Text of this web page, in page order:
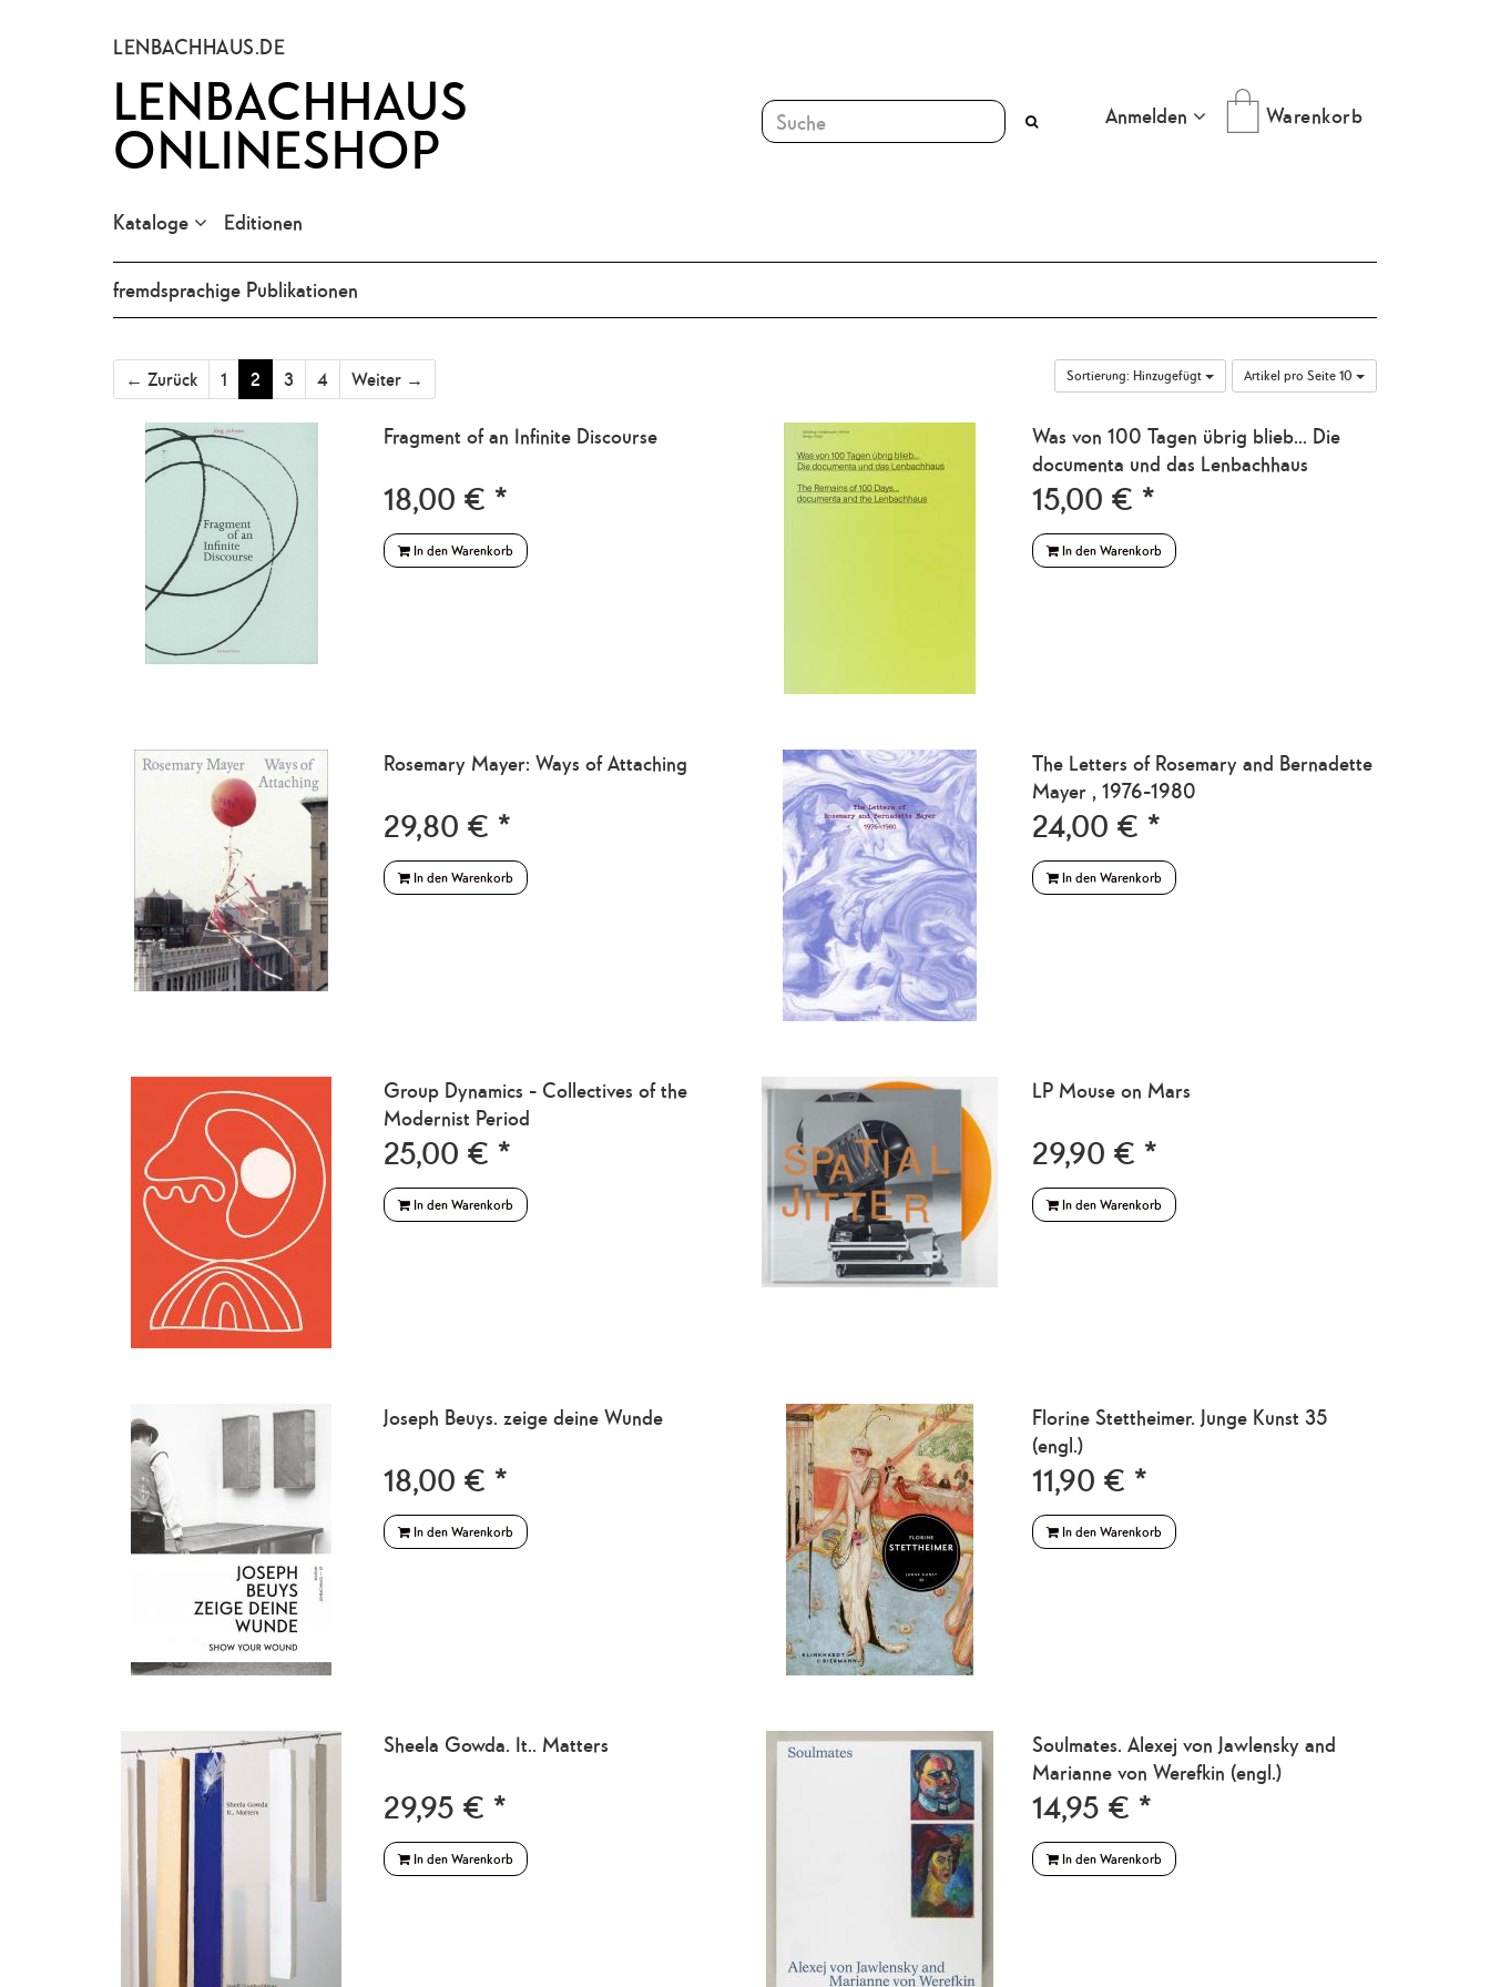
LENBACHHAUS.DE
LENBACHHAUS
ONLINESHOP
Anmelden Warenkorb
Kataloge Editionen
fremdsprachige Publikationen
← Zurück 1 2 3 4 Weiter → Sortierung: Hinzugefügt Artikel pro Seite 10
Fragment of an Infinite Discourse
18,00 € *
In den Warenkorb
Was von 100 Tagen übrig blieb... Die
documenta und das Lenbachhaus
15,00 € *
In den Warenkorb
Rosemary Mayer: Ways of Attaching
29,80 € *
In den Warenkorb
The Letters of Rosemary and Bernadette
Mayer , 1976-1980
24,00 € *
In den Warenkorb
Group Dynamics - Collectives of the
Modernist Period
25,00 € *
In den Warenkorb
LP Mouse on Mars
29,90 € *
In den Warenkorb
Joseph Beuys. zeige deine Wunde
18,00 € *
In den Warenkorb
Florine Stettheimer. Junge Kunst 35
(engl.)
11,90 € *
In den Warenkorb
Sheela Gowda. It.. Matters
29,95 € *
In den Warenkorb
Soulmates. Alexej von Jawlensky and
Marianne von Werefkin (engl.)
14,95 € *
In den Warenkorb